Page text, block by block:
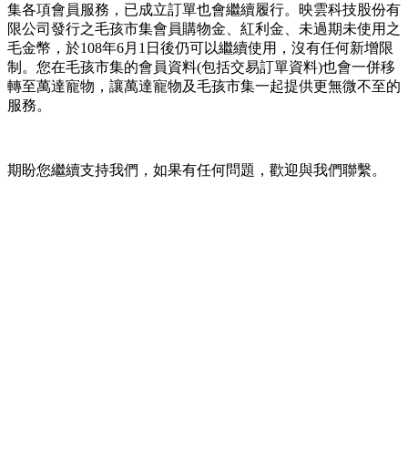
集各項會員服務，已成立訂單也會繼續履行。映雲科技股份有
限公司發行之毛孩市集會員購物金、紅利金、未過期未使用之
毛金幣，於108年6月1日後仍可以繼續使用，沒有任何新增限
制。您在毛孩市集的會員資料(包括交易訂單資料)也會一併移
轉至萬達寵物，讓萬達寵物及毛孩市集一起提供更無微不至的
服務。
期盼您繼續支持我們，如果有任何問題，歡迎與我們聯繫。